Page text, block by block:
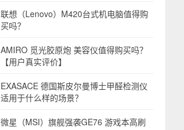
联想（Lenovo）M420台式机电脑值得购
买吗？
AMIRO 觅光胶原炮 美容仪值得购买吗？
【用户真实评价】
EXASACE 德国斯皮尔曼博士甲醛检测仪
适用于什么样的场景？
微星（MSI）旗舰强袭GE76 游戏本高刷